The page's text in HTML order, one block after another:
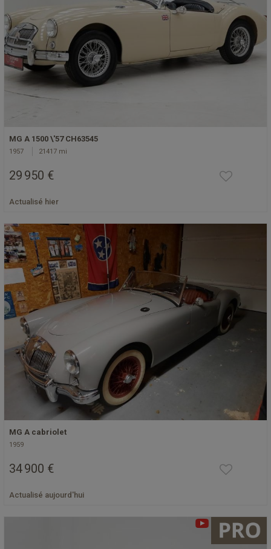
MG A 1500 \'57 CH63545
1957 21417 mi
29 950 €
Actualisé hier
MG A cabriolet
1959
34 900 €
Actualisé aujourd'hui